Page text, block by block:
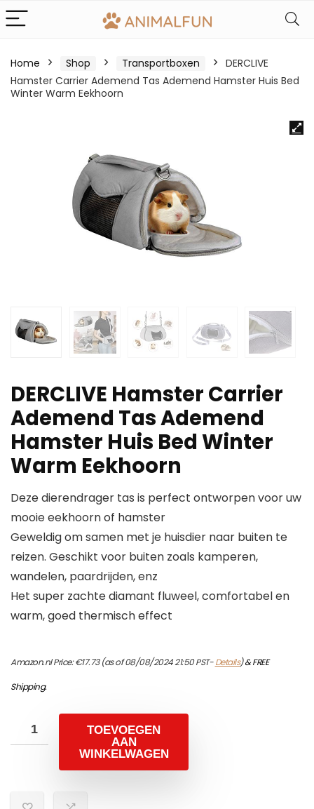
Home Shop Transportboxen
DERCLIVE
Hamster Carrier Ademend Tas Ademend Hamster Huis Bed
Winter Warm Eekhoorn
DERCLIVE Hamster Carrier
Ademend Tas Ademend
Hamster Huis Bed Winter
Warm Eekhoorn
Deze dierendrager tas is perfect ontworpen voor uw
mooie eekhoorn of hamster
Geweldig om samen met je huisdier naar buiten te
reizen. Geschikt voor buiten zoals kamperen,
wandelen, paardrijden, enz
Het super zachte diamant fluweel, comfortabel en
warm, goed thermisch effect
Amazon.nl Price:€17.73(as of 08/08/2024 21:50 PST-Details)&FREE
Shipping.
TOEVOEGEN
AAN
WINKELWAGEN